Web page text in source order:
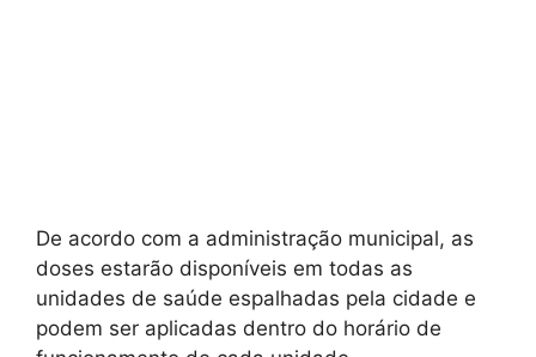
De acordo com a administração municipal, as
doses estarão disponíveis em todas as
unidades de saúde espalhadas pela cidade e
podem ser aplicadas dentro do horário de